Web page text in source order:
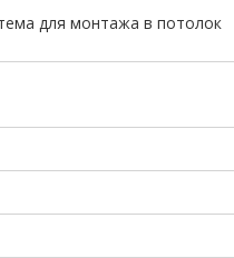
для монтажа в потолок